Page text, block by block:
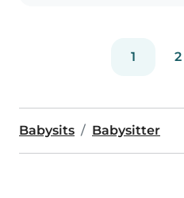
1 2
Babysits Babysitter